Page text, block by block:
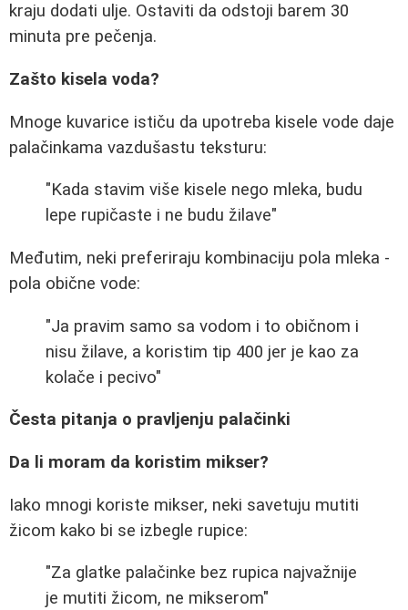
kraju dodati ulje. Ostaviti da odstoji barem 30
minuta pre pečenja.
Zašto kisela voda?
Mnoge kuvarice ističu da upotreba kisele vode daje
palačinkama vazdušastu teksturu:
"Kada stavim više kisele nego mleka, budu
lepe rupičaste i ne budu žilave"
Međutim, neki preferiraju kombinaciju pola mleka -
pola obične vode:
"Ja pravim samo sa vodom i to običnom i
nisu žilave, a koristim tip 400 jer je kao za
kolače i pecivo"
Česta pitanja o pravljenju palačinki
Da li moram da koristim mikser?
Iako mnogi koriste mikser, neki savetuju mutiti
žicom kako bi se izbegle rupice:
"Za glatke palačinke bez rupica najvažnije
je mutiti žicom, ne mikserom"